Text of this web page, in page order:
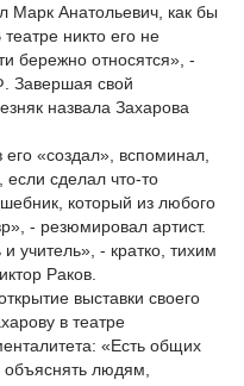
Марк Анатольевич, как бы
никто его не
бережно относятся», -
Завершая свой
назвала Захарова
«создал», вспоминал,
сделал что-то
который из любого
- резюмировал артист.
учитель», - кратко, тихим
Раков.
выставки своего
в театре
«Есть общих
людям,